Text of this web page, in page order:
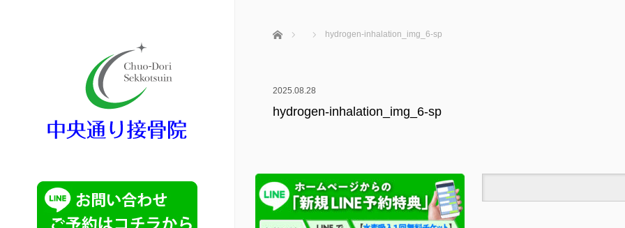
ホーム hydrogen-inhalation_img_6-sp
2025.08.28
hydrogen-inhalation_img_6-sp